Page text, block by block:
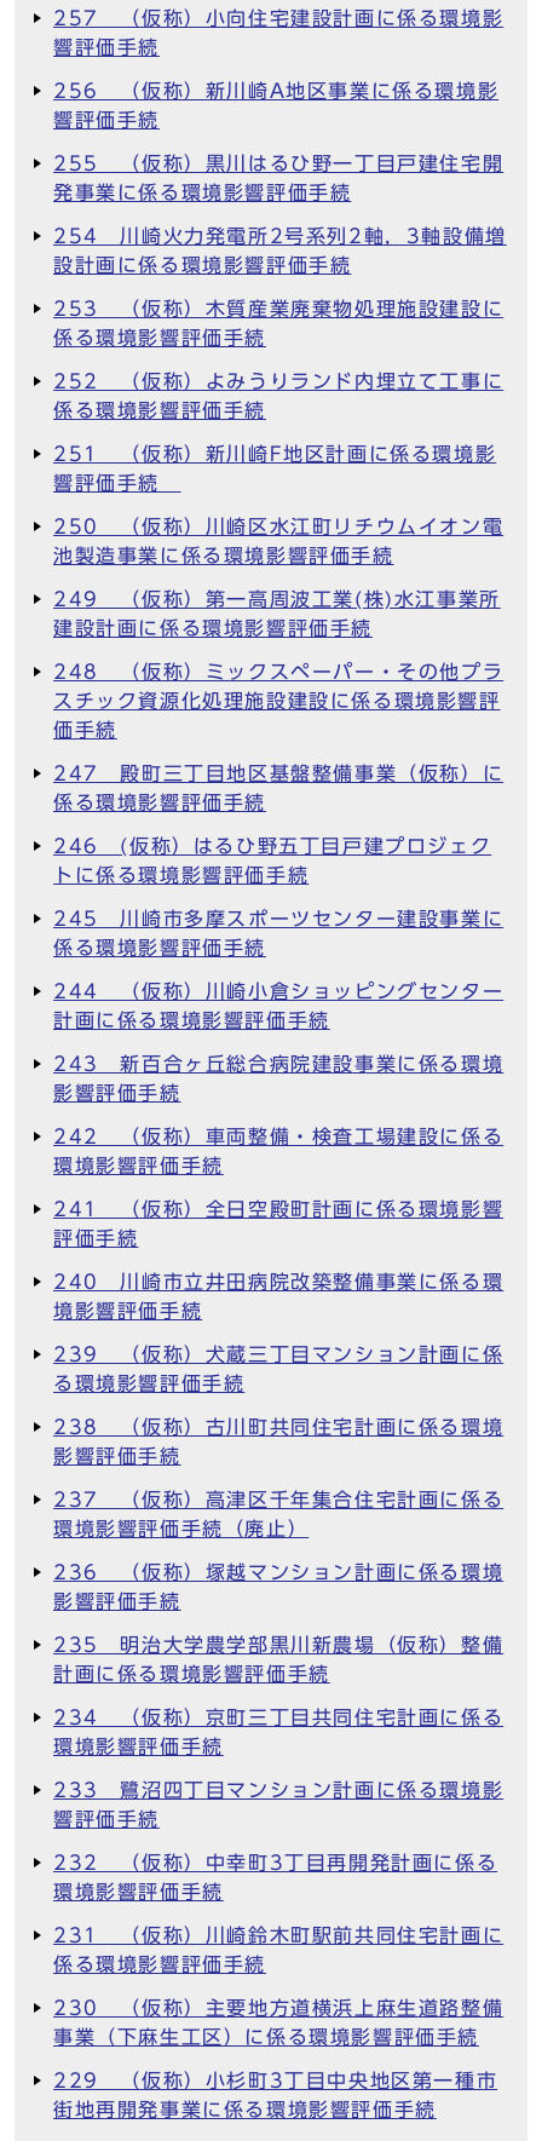
257 （仮称）小向住宅建設計画に係る環境影
響評価手続
256 （仮称）新川崎A地区事業に係る環境影
響評価手続
255 （仮称）黒川はるひ野一丁目戸建住宅開
発事業に係る環境影響評価手続
254 川崎火力発電所2号系列2軸，3軸設備増
設計画に係る環境影響評価手続
253 （仮称）木質産業廃棄物処理施設建設に
係る環境影響評価手続
252 （仮称）よみうりランド内埋立て工事に
係る環境影響評価手続
251 （仮称）新川崎F地区計画に係る環境影
響評価手続
250 （仮称）川崎区水江町リチウムイオン電
池製造事業に係る環境影響評価手続
249 （仮称）第一高周波工業(株)水江事業所
建設計画に係る環境影響評価手続
248 （仮称）ミックスペーパー・その他プラ
スチック資源化処理施設建設に係る環境影響評
価手続
247 殿町三丁目地区基盤整備事業（仮称）に
係る環境影響評価手続
246 (仮称）はるひ野五丁目戸建プロジェク
トに係る環境影響評価手続
245 川崎市多摩スポーツセンター建設事業に
係る環境影響評価手続
244 （仮称）川崎小倉ショッピングセンター
計画に係る環境影響評価手続
243 新百合ヶ丘総合病院建設事業に係る環境
影響評価手続
242 （仮称）車両整備・検査工場建設に係る
環境影響評価手続
241 （仮称）全日空殿町計画に係る環境影響
評価手続
240 川崎市立井田病院改築整備事業に係る環
境影響評価手続
239 （仮称）犬蔵三丁目マンション計画に係
る環境影響評価手続
238 （仮称）古川町共同住宅計画に係る環境
影響評価手続
237 （仮称）高津区千年集合住宅計画に係る
環境影響評価手続（廃止）
236 （仮称）塚越マンション計画に係る環境
影響評価手続
235 明治大学農学部黒川新農場（仮称）整備
計画に係る環境影響評価手続
234 （仮称）京町三丁目共同住宅計画に係る
環境影響評価手続
233 鷺沼四丁目マンション計画に係る環境影
響評価手続
232 （仮称）中幸町3丁目再開発計画に係る
環境影響評価手続
231 （仮称）川崎鈴木町駅前共同住宅計画に
係る環境影響評価手続
230 （仮称）主要地方道横浜上麻生道路整備
事業（下麻生工区）に係る環境影響評価手続
229 （仮称）小杉町3丁目中央地区第一種市
街地再開発事業に係る環境影響評価手続